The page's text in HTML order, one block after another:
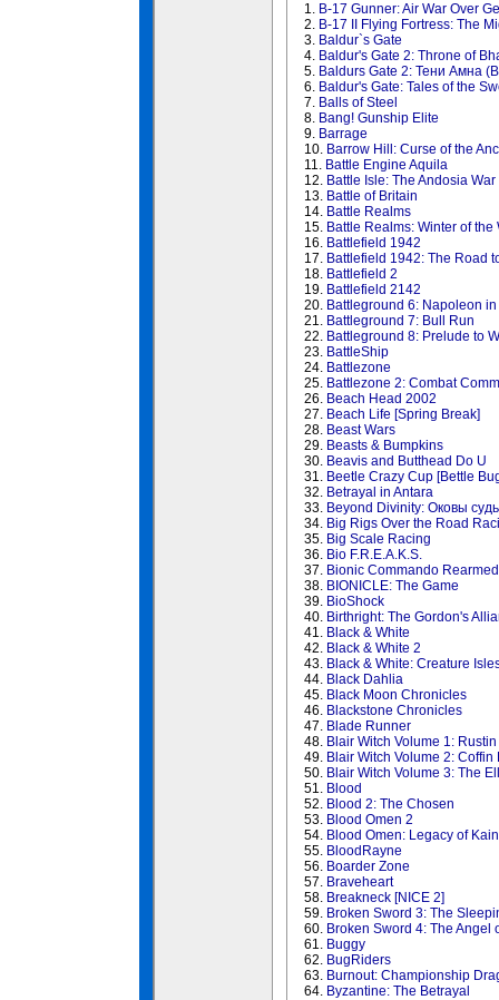
1. B-17 Gunner: Air War Over
2. B-17 II Flying Fortress: The
3. Baldur`s Gate
4. Baldur's Gate 2: Throne of
5. Baldurs Gate 2: Тени Амна
6. Baldur's Gate: Tales of the
7. Balls of Steel
8. Bang! Gunship Elite
9. Barrage
10. Barrow Hill: Curse of the
11. Battle Engine Aquila
12. Battle Isle: The Andosia War
13. Battle of Britain
14. Battle Realms
15. Battle Realms: Winter of the
16. Battlefield 1942
17. Battlefield 1942: The Road
18. Battlefield 2
19. Battlefield 2142
20. Battleground 6: Napoleon
21. Battleground 7: Bull Run
22. Battleground 8: Prelude to
23. BattleShip
24. Battlezone
25. Battlezone 2: Combat
26. Beach Head 2002
27. Beach Life [Spring Break]
28. Beast Wars
29. Beasts & Bumpkins
30. Beavis and Butthead Do U
31. Beetle Crazy Cup [Bettle
32. Betrayal in Antara
33. Beyond Divinity: Оковы
34. Big Rigs Over the Road
35. Big Scale Racing
36. Bio F.R.E.A.K.S.
37. Bionic Commando Rearmed
38. BIONICLE: The Game
39. BioShock
40. Birthright: The Gordon's
41. Black & White
42. Black & White 2
43. Black & White: Creature
44. Black Dahlia
45. Black Moon Chronicles
46. Blackstone Chronicles
47. Blade Runner
48. Blair Witch Volume 1:
49. Blair Witch Volume 2: Coffin
50. Blair Witch Volume 3: The
51. Blood
52. Blood 2: The Chosen
53. Blood Omen 2
54. Blood Omen: Legacy of Kain
55. BloodRayne
56. Boarder Zone
57. Braveheart
58. Breakneck [NICE 2]
59. Broken Sword 3: The
60. Broken Sword 4: The Angel
61. Buggy
62. BugRiders
63. Burnout: Championship
64. Byzantine: The Betrayal